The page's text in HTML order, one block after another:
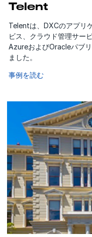
Telent
Telentは、DXCのアプリ
ビス、クラウド管理サー
AzureおよびOracleパブ
ました。
事例を読む